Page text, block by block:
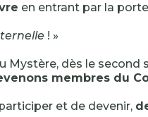
en entrant par la
! »
Mystère, dès le second
membres du
et de devenir,